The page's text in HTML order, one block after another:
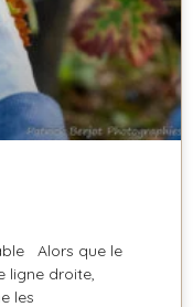
Alors que le
ligne droite,
les